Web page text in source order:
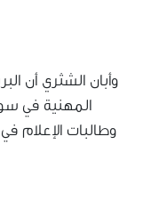
وأبان الشثري أن
المهنية في
وطالبات